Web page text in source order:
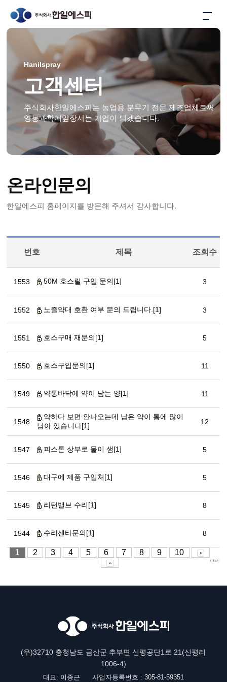
Hanilspray
고객센터
주식회사한일에스피는 농업용 분무기 전문 제조업체로써
영농과학에앞장서는 기업이 되겠습니다.
온라인문의
한일에스피 홈페이지를 방문해 주셔서 감사합니다.
번호 제목 조회수
1553 50M 호스릴 구입 문의[1] 3
1552 노즐약대 호환 여부 문의 드립니다.[1] 3
1551 호스구매 재문의[1] 5
1550 호스구입문의[1] 11
1549 약통바닥에 약이 남는 양[1] 11
1548
약하다 보면 안나오는데 남은 약이 통에 많이
남아 있습니다[1]
12
1547 피스톤 상부로 물이 샘[1] 5
1546 대구에 제품 구입처[1] 5
1545 리턴밸브 수리[1] 8
1544 수리센타문의[1] 8
1 2 3 4 5 6 7 8 9 10
(우)32710 충청남도 금산군 추부면 신평공단1로 21(신평리
1006-4)
대표: 이종근 사업자등록번호 : 305-81-59351